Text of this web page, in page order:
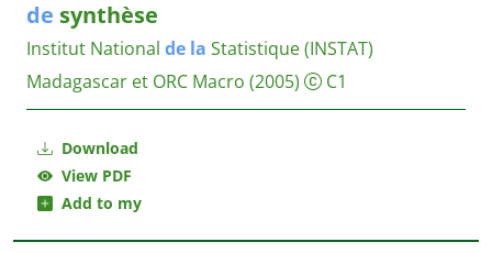
Download
View PDF
Add to my
de synthèse
Institut National de la Statistique (INSTAT)
Madagascar et ORC Macro (2005) C1